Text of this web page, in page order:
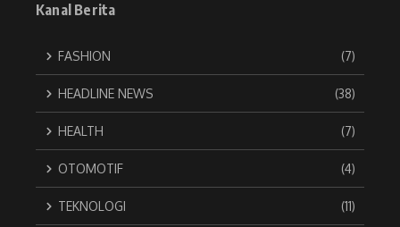
Kanal Berita
FASHION (7)
HEADLINE NEWS (38)
HEALTH (7)
OTOMOTIF (4)
TEKNOLOGI (11)